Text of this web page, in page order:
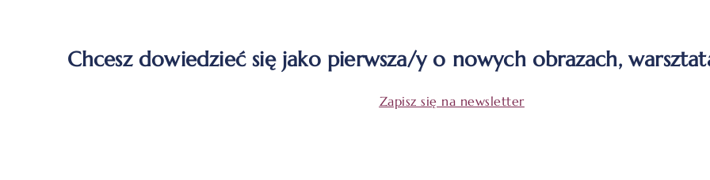
Chcesz dowiedzieć się jako pierwsza/y o nowych obrazach,
Zapisz się na newsletter